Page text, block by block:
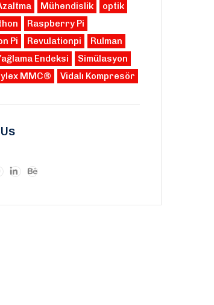
Mühendislik
optik
Raspberry Pi
Pi
Revulationpi
Rulman
Endeksi
Simülasyon
MMC® Vidalı Kompresör